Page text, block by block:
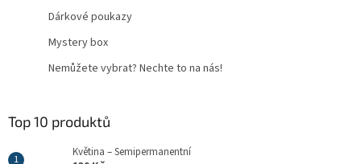
Dárkové poukazy
Mystery box
Nemůžete vybrat? Nechte to na nás!
Top 10 produktů
Květina – Semipermanentní